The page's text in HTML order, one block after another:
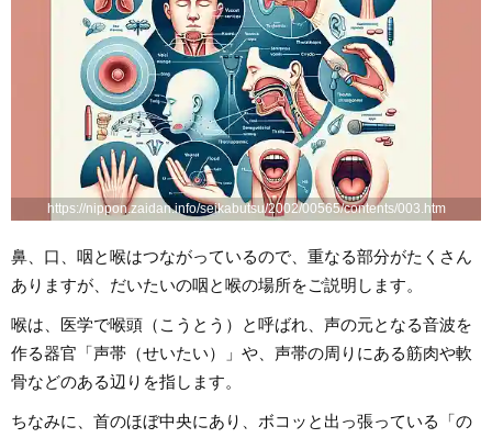
https://nippon.zaidan.info/seikabutsu/2002/00565/contents/003.htm
鼻、口、咽と喉はつながっているので、重なる部分がたくさん
ありますが、だいたいの咽と喉の場所をご説明します。
喉は、医学で喉頭（こうとう）と呼ばれ、声の元となる音波を
作る器官「声帯（せいたい）」や、声帯の周りにある筋肉や軟
骨などのある辺りを指します。
ちなみに、首のほぼ中央にあり、ボコッと出っ張っている「の